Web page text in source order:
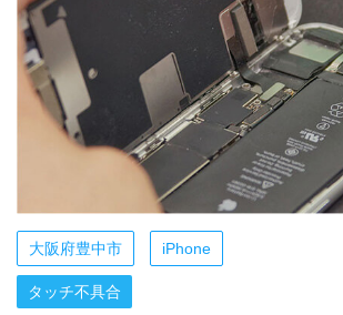
大阪府豊中市 iPhone
タッチ不具合